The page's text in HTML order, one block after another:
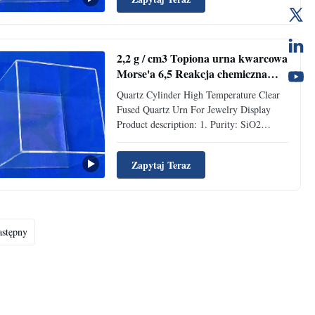
is about 1730 degrees Celsius ,1150
2,2 g / cm3 Topiona urna kwarcowa
Morse'a 6,5 ​​Reakcja chemiczna
Antykorozyjna
Quartz Cylinder High Temperature Clear
Fused Quartz Urn For Jewelry Display
Product description: 1. Purity: SiO2
quartz glass tube can reaches above
99.95%. 2. Temperature : Softening point
temperature is about 1730 degrees Celsius
Zapytaj Teraz